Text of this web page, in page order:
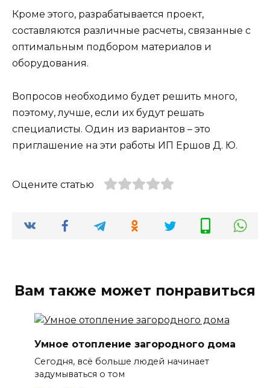
Кроме этого, разрабатывается проект,
составляются различные расчеты, связанные с
оптимальным подбором материалов и
оборудования.
Вопросов необходимо будет решить много,
поэтому, лучше, если их будут решать
специалисты. Один из вариантов – это
приглашение на эти работы ИП Ершов Д. Ю.
Оцените статью
Вам также может понравиться
Умное отопление загородного дома
Сегодня, всё больше людей начинает
задумываться о том